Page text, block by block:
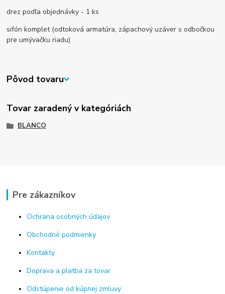
drez podľa objednávky - 1 ks
sifón komplet (odtoková armatúra, zápachový uzáver s odbočkou
pre umývačku riadu)
Pôvod tovaru
Tovar zaradený v kategóriách
BLANCO
Pre zákazníkov
Ochrana osobných údajov
Obchodné podmienky
Kontakty
Doprava a platba za tovar
Odstúpenie od kúpnej zmluvy